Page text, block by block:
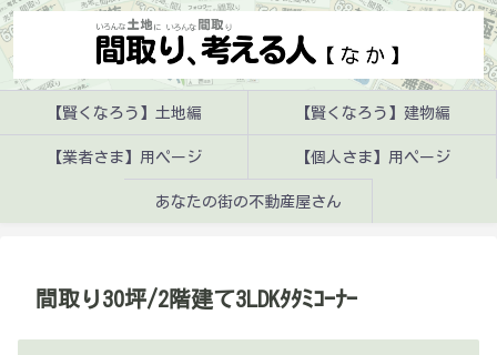
【賢くなろう】土地編 【賢くなろう】建物編
【業者さま】用ページ 【個人さま】用ページ
あなたの街の不動産屋さん
間取り30坪/2階建て3LDKﾀﾀﾐｺｰﾅｰ